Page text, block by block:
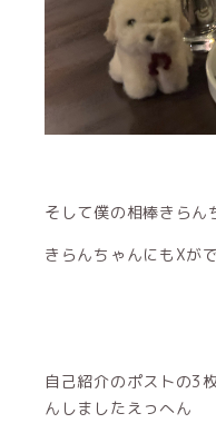
そして僕の相棒きらん
きらんちゃんにもXが
自己紹介のポストの3
んしましたえっへん